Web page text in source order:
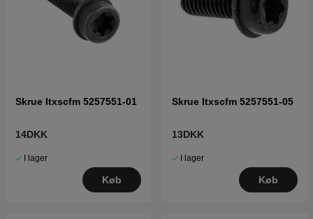
Skrue Itxscfm 5257551-01
14DKK
I lager
Køb
Skrue Itxscfm 5257551-05
13DKK
I lager
Køb